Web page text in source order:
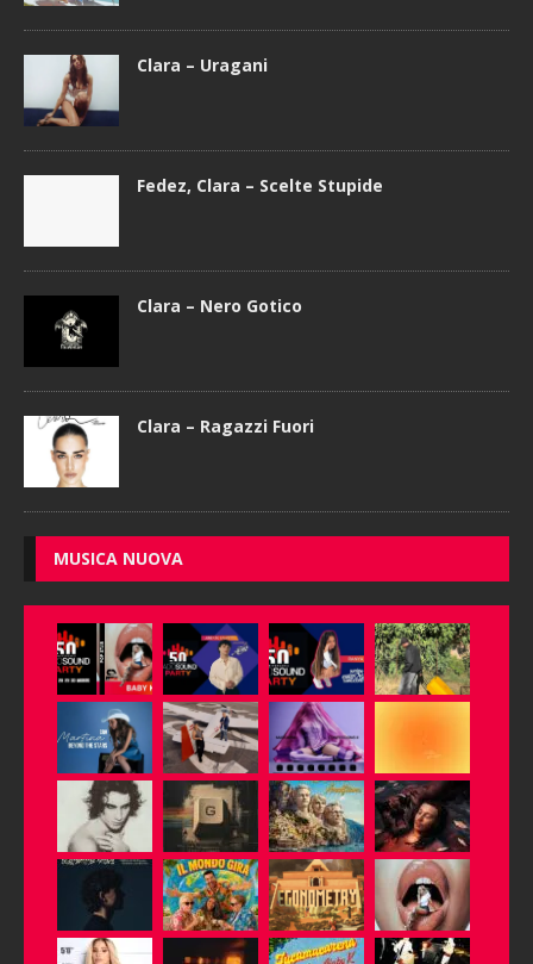
Clara – Uragani
Fedez, Clara – Scelte Stupide
Clara – Nero Gotico
Clara – Ragazzi Fuori
MUSICA NUOVA